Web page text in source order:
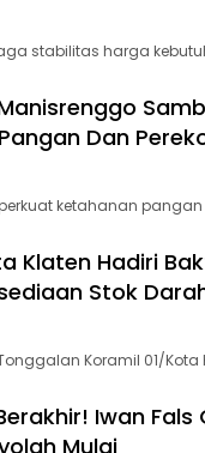
stabilitas harga
Dan
ketahanan
Klaten Hadiri
Stok
Koramil 01/Kota
Iwan
Mulai